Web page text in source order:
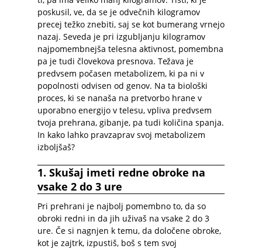
poskusil, ve, da se je odvečnih kilogramov
precej težko znebiti, saj se kot bumerang vrnejo
nazaj. Seveda je pri izgubljanju kilogramov
najpomembnejša telesna aktivnost, pomembna
pa je tudi človekova presnova. Težava je
predvsem počasen metabolizem, ki pa ni v
popolnosti odvisen od genov. Na ta biološki
proces, ki se nanaša na pretvorbo hrane v
uporabno energijo v telesu, vpliva predvsem
tvoja prehrana, gibanje, pa tudi količina spanja.
In kako lahko pravzaprav svoj metabolizem
izboljšaš?
1. Skušaj imeti redne obroke na
vsake 2 do 3 ure
Pri prehrani je najbolj pomembno to, da so
obroki redni in da jih uživaš na vsake 2 do 3
ure. Če si nagnjen k temu, da določene obroke,
kot je zajtrk, izpustiš, boš s tem svoj